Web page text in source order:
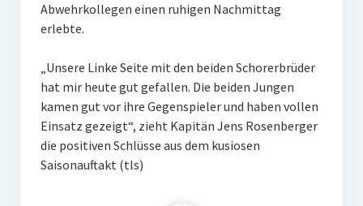
Abwehrkollegen einen ruhigen Nachmittag
erlebte.
„Unsere Linke Seite mit den beiden Schorerbrüder
hat mir heute gut gefallen. Die beiden Jungen
kamen gut vor ihre Gegenspieler und haben vollen
Einsatz gezeigt“, zieht Kapitän Jens Rosenberger
die positiven Schlüsse aus dem kusiosen
Saisonauftakt (tls)